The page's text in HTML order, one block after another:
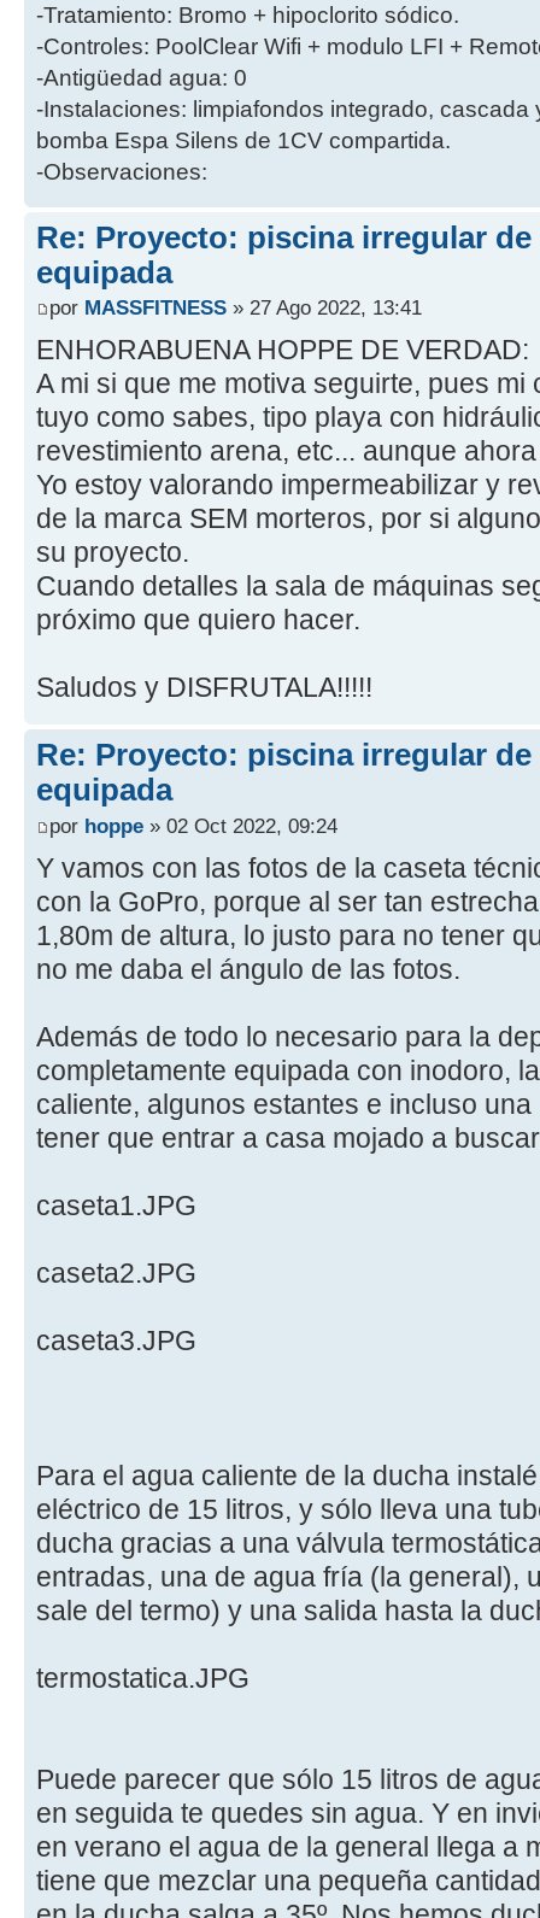
-Tratamiento: Bromo + hipoclorito sódico.
-Controles: PoolClear Wifi + modulo LFI +
-Antigüedad agua: 0
-Instalaciones: limpiafondos integrado,
bomba Espa Silens de 1CV compartida.
-Observaciones:
Re: Proyecto: piscina irregular
equipada
por MASSFITNESS » 27 Ago 2022, 13:41
ENHORABUENA HOPPE DE VERDAD:
A mi si que me motiva seguirte, pues
tuyo como sabes, tipo playa con
revestimiento arena, etc... aunque
Yo estoy valorando impermeabilizar y
de la marca SEM morteros, por si
su proyecto.
Cuando detalles la sala de máquinas
próximo que quiero hacer.
Saludos y DISFRUTALA!!!!!
Re: Proyecto: piscina irregular
equipada
por hoppe » 02 Oct 2022, 09:24
Y vamos con las fotos de la caseta
con la GoPro, porque al ser tan
1,80m de altura, lo justo para no tener
no me daba el ángulo de las fotos.
Además de todo lo necesario para la
completamente equipada con inodoro,
caliente, algunos estantes e incluso
tener que entrar a casa mojado a
caseta1.JPG
caseta2.JPG
caseta3.JPG
Para el agua caliente de la ducha
eléctrico de 15 litros, y sólo lleva una
ducha gracias a una válvula
entradas, una de agua fría (la general),
sale del termo) y una salida hasta la
termostatica.JPG
Puede parecer que sólo 15 litros de
en seguida te quedes sin agua. Y en
en verano el agua de la general llega a
tiene que mezclar una pequeña